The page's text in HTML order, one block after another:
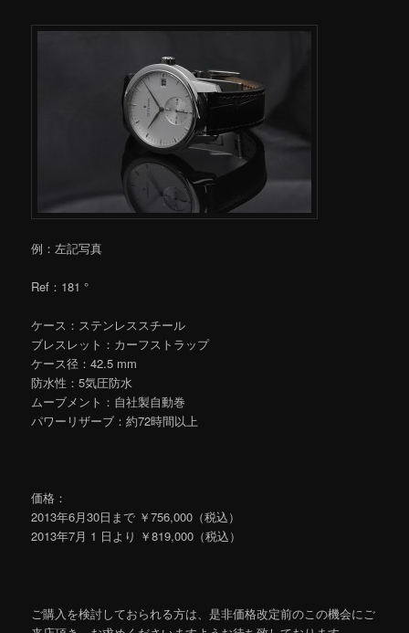
例：左記写真
Ref：181 °
ケース：ステンレススチール
ブレスレット：カーフストラップ
ケース径：42.5 mm
防水性：5気圧防水
ムーブメント：自社製自動巻
パワーリザーブ：約72時間以上
価格：
2013年6月30日まで ￥756,000（税込）
2013年7月 1 日より ￥819,000（税込）
ご購入を検討しておられる方は、是非価格改定前のこの機会にご